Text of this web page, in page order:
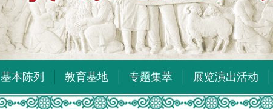
基本陈列 教育基地 专题集萃 展览演出活动